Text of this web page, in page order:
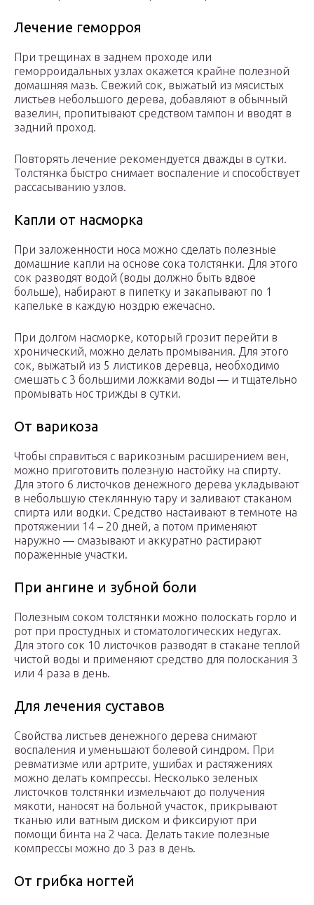
Лечение геморроя
При трещинах в заднем проходе или
геморроидальных узлах окажется крайне полезной
домашняя мазь. Свежий сок, выжатый из мясистых
листьев небольшого дерева, добавляют в обычный
вазелин, пропитывают средством тампон и вводят в
задний проход.
Повторять лечение рекомендуется дважды в сутки.
Толстянка быстро снимает воспаление и способствует
рассасыванию узлов.
Капли от насморка
При заложенности носа можно сделать полезные
домашние капли на основе сока толстянки. Для этого
сок разводят водой (воды должно быть вдвое
больше), набирают в пипетку и закапывают по 1
капельке в каждую ноздрю ежечасно.
При долгом насморке, который грозит перейти в
хронический, можно делать промывания. Для этого
сок, выжатый из 5 листиков деревца, необходимо
смешать с 3 большими ложками воды — и тщательно
промывать нос трижды в сутки.
От варикоза
Чтобы справиться с варикозным расширением вен,
можно приготовить полезную настойку на спирту.
Для этого 6 листочков денежного дерева укладывают
в небольшую стеклянную тару и заливают стаканом
спирта или водки. Средство настаивают в темноте на
протяжении 14 – 20 дней, а потом применяют
наружно — смазывают и аккуратно растирают
пораженные участки.
При ангине и зубной боли
Полезным соком толстянки можно полоскать горло и
рот при простудных и стоматологических недугах.
Для этого сок 10 листочков разводят в стакане теплой
чистой воды и применяют средство для полоскания 3
или 4 раза в день.
Для лечения суставов
Свойства листьев денежного дерева снимают
воспаления и уменьшают болевой синдром. При
ревматизме или артрите, ушибах и растяжениях
можно делать компрессы. Несколько зеленых
листочков толстянки измельчают до получения
мякоти, наносят на больной участок, прикрывают
тканью или ватным диском и фиксируют при
помощи бинта на 2 часа. Делать такие полезные
компрессы можно до 3 раз в день.
От грибка ногтей